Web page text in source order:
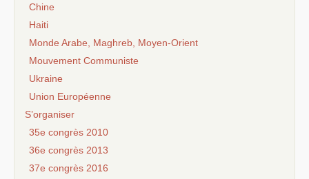
Chine
Haiti
Monde Arabe, Maghreb, Moyen-Orient
Mouvement Communiste
Ukraine
Union Européenne
S’organiser
35e congrès 2010
36e congrès 2013
37e congrès 2016